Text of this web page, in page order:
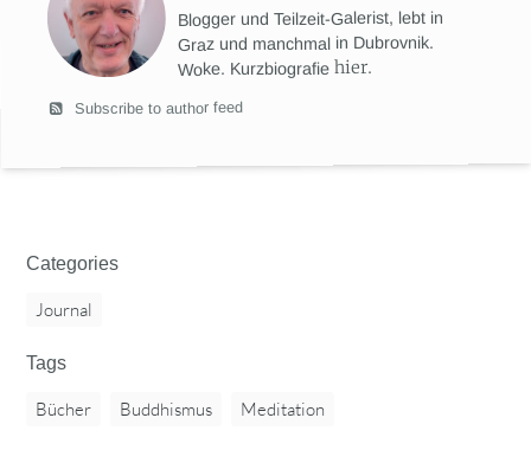
Blogger und Teilzeit-Galerist, lebt in
Graz und manchmal in Dubrovnik.
Woke. Kurzbiografiehier.
Subscribe to author feed
Categories
Journal
Tags
Bücher Buddhismus Meditation